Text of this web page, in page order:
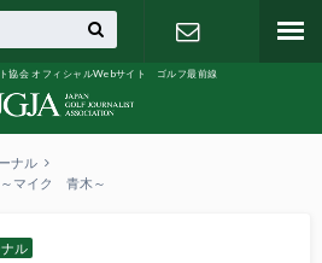
協会 オフィシャルWebサイト ゴルフ最前線
ナル
～マイク 青木～
ル